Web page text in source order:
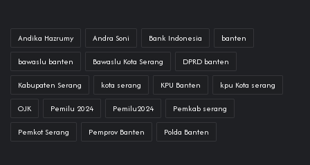
Andika Hazrumy Andra Soni Bank Indonesia banten
bawaslu banten Bawaslu Kota Serang DPRD banten
Kabupaten Serang kota serang KPU Banten kpu Kota serang
OJK Pemilu 2024 Pemilu2024 Pemkab serang
Pemkot Serang Pemprov Banten Polda Banten